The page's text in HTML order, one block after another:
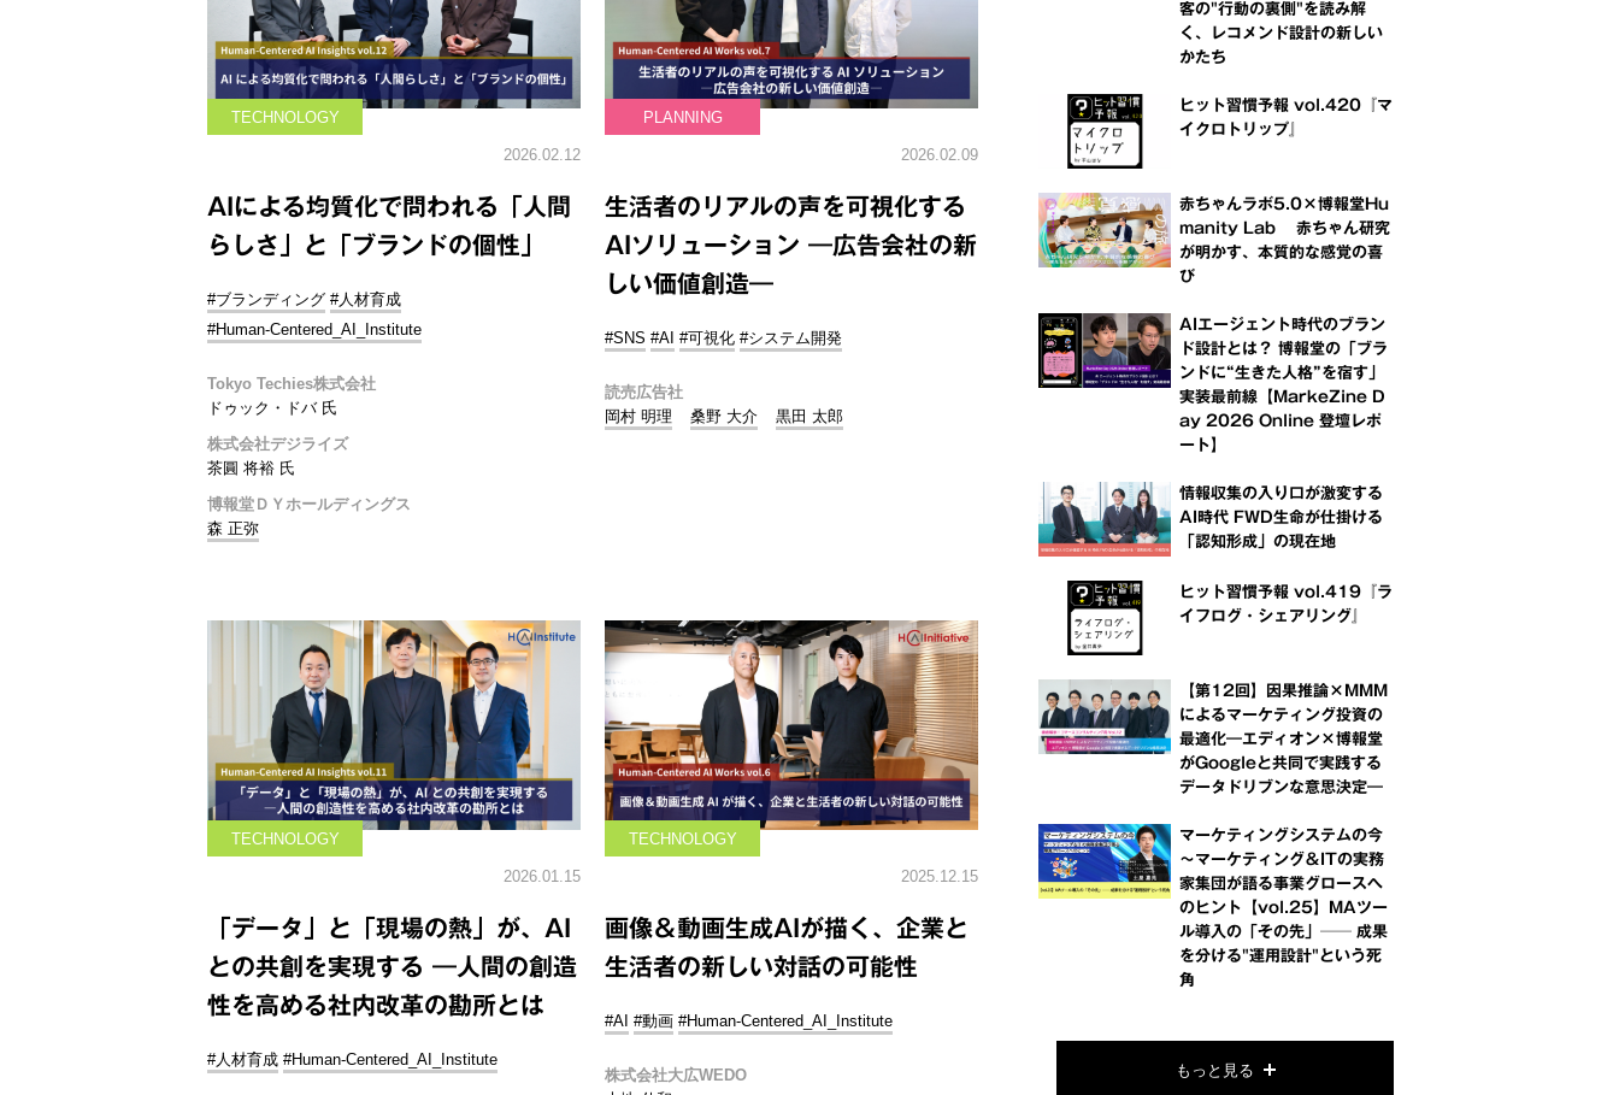
TECHNOLOGY
2026.02.12
AIによる均質化で問われる「人間
らしさ」と「ブランドの個性」
#ブランディング #人材育成
#Human-Centered_AI_Institute
Tokyo Techies株式会社
ドゥック・ドバ 氏
株式会社デジライズ
茶圓 将裕 氏
博報堂ＤＹホールディングス
森 正弥
PLANNING
2026.02.09
生活者のリアルの声を可視化する
AIソリューション ―広告会社の新
しい価値創造―
#SNS #AI #可視化 #システム開発
読売広告社
岡村 明理
桑野 大介 黒田 太郎
TECHNOLOGY
2026.01.15
「データ」と「現場の熱」が、AI
との共創を実現する ―人間の創造
性を高める社内改革の勘所とは
#人材育成 #Human-Centered_AI_Institute
TECHNOLOGY
2025.12.15
画像＆動画生成AIが描く、企業と
生活者の新しい対話の可能性
#AI #動画 #Human-Centered_AI_Institute
株式会社大広WEDO
客の"行動の裏側"を読み解
く、レコメンド設計の新しい
かたち
ヒット習慣予報 vol.420『マ
イクロトリップ』
赤ちゃんラボ5.0×博報堂Hu
manity Lab 赤ちゃん研究
が明かす、本質的な感覚の喜
び
AIエージェント時代のブラン
ド設計とは？ 博報堂の「ブラ
ンドに“生きた人格”を宿す」
実装最前線【MarkeZine D
ay 2026 Online 登壇レポ
ート】
情報収集の入り口が激変する
AI時代 FWD生命が仕掛ける
「認知形成」の現在地
ヒット習慣予報 vol.419『ラ
イフログ・シェアリング』
【第12回】因果推論×MMM
によるマーケティング投資の
最適化―エディオン×博報堂
がGoogleと共同で実践する
データドリブンな意思決定―
マーケティングシステムの今
～マーケティング＆ITの実務
家集団が語る事業グロースへ
のヒント【vol.25】MAツー
ル導入の「その先」── 成果
を分ける"運用設計"という死
角
もっと見る